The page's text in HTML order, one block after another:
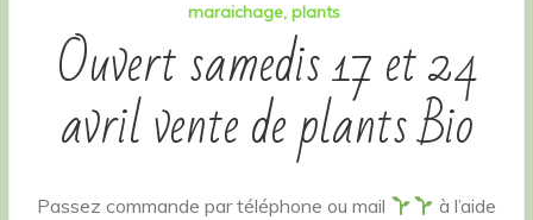
maraichage plants
Ouvert samedis 17 et 24
avril vente de plants Bio
Passez commande par téléphone ou mail
à l’aide